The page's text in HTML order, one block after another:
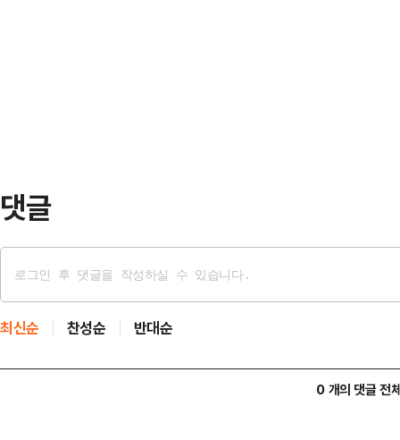
댓글
최신순 찬성순 반대순
0 개의 댓글 전